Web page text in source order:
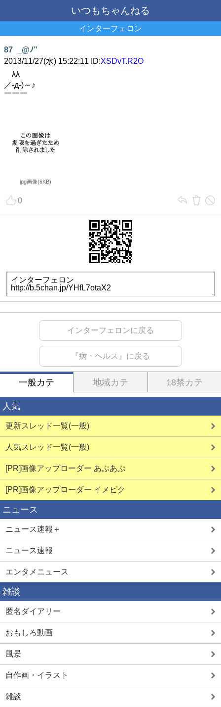
いつもちゃんねる
インターフェロン
87
_@ﾉ”
2013/11/27(水) 15:22:11 ID:XSDvT.R2O
λλ
／-д-)～♪
￣￣￣
jpg画像(6KB)
0
インターフェロンに戻る
『病・ヘルス』に戻る
一般カテ 地域カテ 18禁カテ
人気
更新スレッド一覧(一般)
人気スレッド一覧(一般)
[PR]画像アップローダー あぷあぷ
[PR]画像アップローダー イメピク
ニュース
ニュース速報＋
ニュース速報
エンタメニュース
雑談
匿名ダイアリー
おもしろ動画
風景
自作画・イラスト
雑談